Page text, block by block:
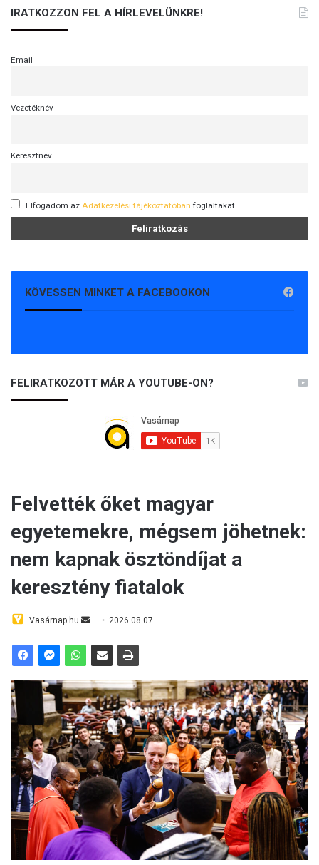
IRATKOZZON FEL A HÍRLEVELÜNKRE!
Email
Vezetéknév
Keresztnév
Elfogadom az Adatkezelési tájékoztatóban foglaltakat.
KÖVESSEN MINKET A FACEBOOKON
FELIRATKOZOTT MÁR A YOUTUBE-ON?